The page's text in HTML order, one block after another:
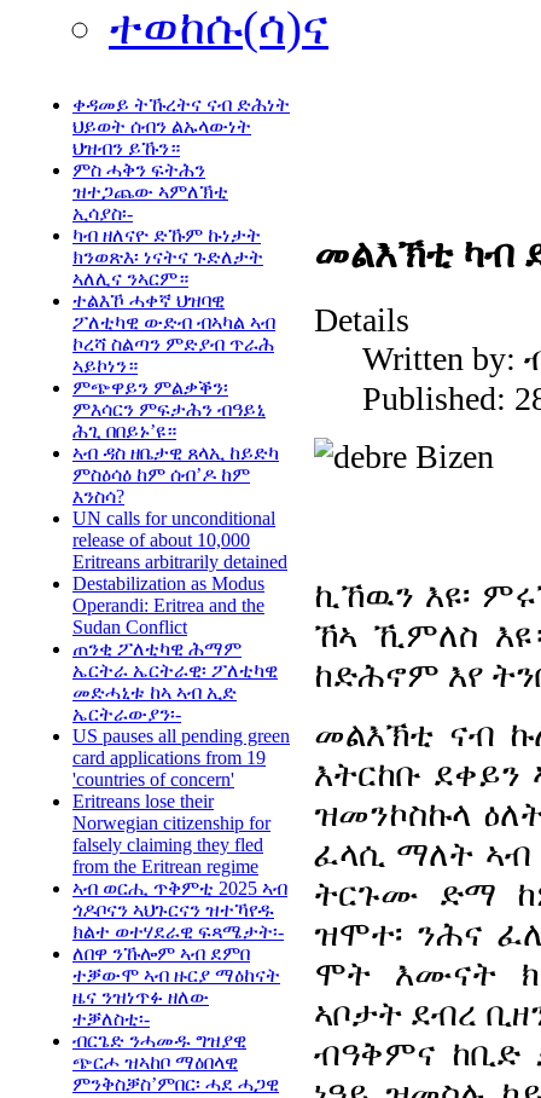
ተወከሱ(ሳ)ና
ቀዳመይ ትኹረትና ናብ ድሕነት
ህይወት ሰብን ልኡላውነት
ህዝብን ይኹን።
ምስ ሓቅን ፍትሕን
ዝተጋጨው ኣምለኽቲ
ኢሳያስ፡-
ካብ ዘለናዮ ድኹም ኩነታት
ክንወጽእ፡ ነናትና ጉድለታት
ኣለሊና ንኣርም።
ተልእኾ ሓቀኛ ህዝባዊ
ፖለቲካዊ ውድብ ብኣካል ኣብ
ኮረሻ ስልጣን ምድያብ ጥራሕ
ኣይኮነን።
ምጭዋይን ምልቃቕን፡
ምእሳርን ምፍታሕን ብዓይኒ
ሕጊ በበይኑ’ዩ።
ኣብ ዳስ ዘቤታዊ ጸላኢ ከይድካ
ምስዕሳዕ ከም ሰብ’ዶ ከም
እንስሳ?
UN calls for unconditional
release of about 10,000
Eritreans arbitrarily detained
Destabilization as Modus
Operandi: Eritrea and the
Sudan Conflict
ጠንቂ ፖለቲካዊ ሕማም
ኤርትራ ኤርትራዊ፡ ፖለቲካዊ
መድሓኒቱ ከኣ ኣብ ኢድ
ኤርትራውያን፡-
US pauses all pending green
card applications from 19
'countries of concern'
Eritreans lose their
Norwegian citizenship for
falsely claiming they fled
from the Eritrean regime
ኣብ ወርሒ ጥቅምቲ 2025 ኣብ
ጎዶቦናን ኣህጉርናን ዝተኻየዱ
ክልተ ወተሃደራዊ ፍጻሜታት፡-
ለበዋ ንኹሎም ኣብ ደምበ
ተቓውሞ ኣብ ዙርያ ማዕከናት
ዜና ንዝነጥፉ ዘለው
ተቓለስቲ፡-
ብርጌድ ንሓመዱ ግዝያዊ
ጭርሖ ዝኣከቦ ማዕበላዊ
ምንቅስቓስ’ምበር፡ ሓደ ሓጋዊ
መልእኽቲ ካብ
Details
Written by:
Published:
ኪኸዉን እዩ፡
ኸኣ ኺምለስ
ከድሕኖም እየ
መልእኽቲ ናብ
እትርከቡ ደቀይን
ዝመንኮስኩላ
ፈላሲ ማለት
ትርጉሙ ድማ
ዝሞተ፡ ንሕና
ሞት እሙናት
ኣቦታት ደብረ
ብዓቅምና ከቢድ